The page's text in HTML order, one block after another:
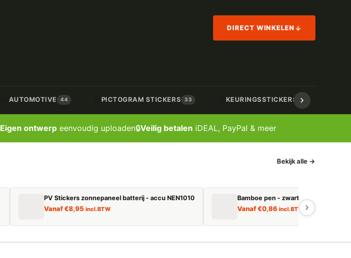
DIRECT WINKELEN
AUTOMOTIVE 44 PICTOGRAM STICKERS 33 KEURINGSSTICKERS 17
Eigen ontwerpeenvoudig uploaden🔒Veilig betalen iDEAL, PayPal & meer
Bekijk alle →
PV Stickers zonnepaneel batterij - accu NEN1010
Vanaf€8,95 incl. BTW
Bamboe pen - zwart schrijvend
Vanaf€0,86 incl. BTW